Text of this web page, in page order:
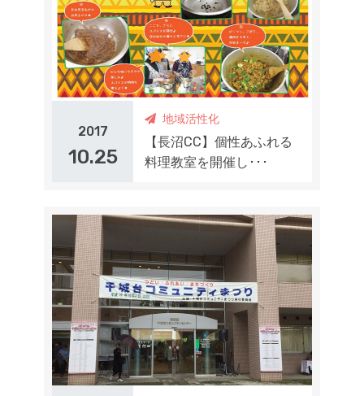
2017
10.25
地域活性化
【長沼CC】個性あふれる
料理教室を開催し･･･